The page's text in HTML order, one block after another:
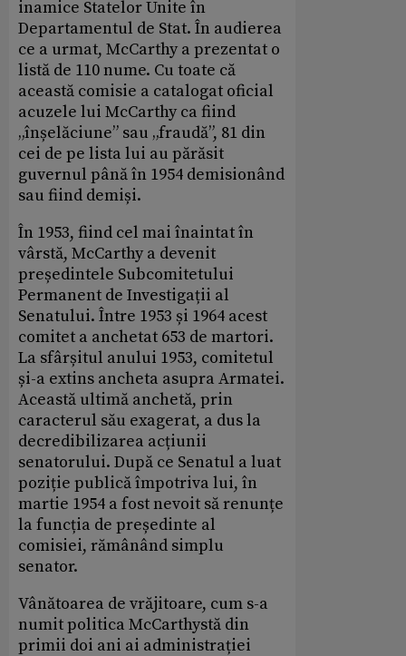
inamice Statelor Unite în
Departamentul de Stat. În audierea
ce a urmat, McCarthy a prezentat o
listă de 110 nume. Cu toate că
această comisie a catalogat oficial
acuzele lui McCarthy ca fiind
„înșelăciune” sau „fraudă”, 81 din
cei de pe lista lui au părăsit
guvernul până în 1954 demisionând
sau fiind demiși.
În 1953, fiind cel mai înaintat în
vârstă, McCarthy a devenit
președintele Subcomitetului
Permanent de Investigații al
Senatului. Între 1953 și 1964 acest
comitet a anchetat 653 de martori.
La sfârșitul anului 1953, comitetul
și-a extins ancheta asupra Armatei.
Această ultimă anchetă, prin
caracterul său exagerat, a dus la
decredibilizarea acțiunii
senatorului. După ce Senatul a luat
poziție publică împotriva lui, în
martie 1954 a fost nevoit să renunțe
la funcția de președinte al
comisiei, rămânând simplu
senator.
Vânătoarea de vrăjitoare, cum s-a
numit politica McCarthystă din
primii doi ani ai administrației